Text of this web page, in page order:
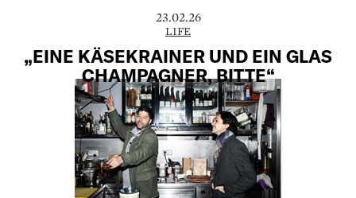
23.02.26
LIFE
„EINE KÄSEKRAINER UND EIN GLAS
CHAMPAGNER, BITTE“